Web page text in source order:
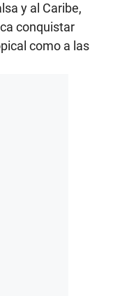
y al Caribe,
conquistar
como a las